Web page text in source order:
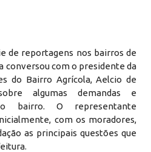
de reportagens nos bairros de
conversou com o presidente da
do Bairro Agrícola, Aelcio de
algumas demandas e
bairro. O representante
com os moradores,
as principais questões que